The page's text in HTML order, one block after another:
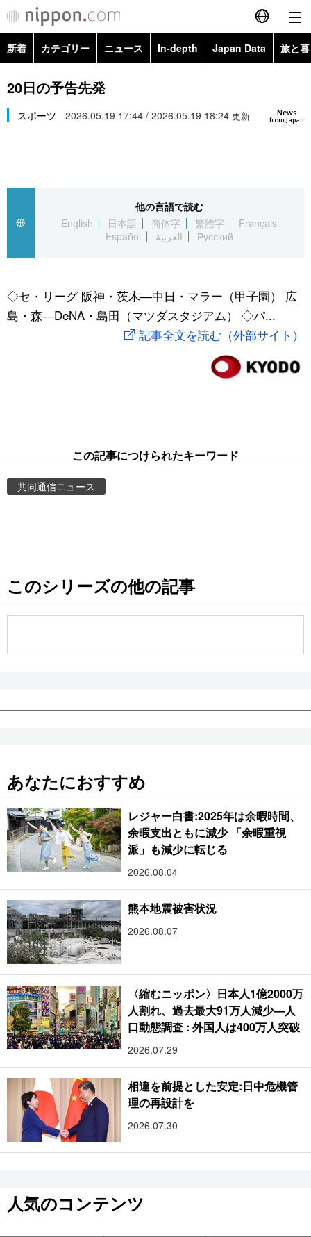
English
繁體字
العربية
社会
スポーツ・東京2020
旅と暮らし
Images
新着 カテゴリー ニュース In-depth Japan Data 旅と
政治・外交
経済・ビジネス
社会
文化
科学・技術
暮らし
Images
お知らせ
20日の予告先発
News
from Japan
スポーツ 2026.05.19 17:44 / 2026.05.19 18:24 更新
他の言語で読む
English
日本語 简体字 繁體字
Français
Español
العربية Русский
◇セ・リーグ 阪神・茨木―中日・マラー（甲子園） 広
島・森―DeNA・島田（マツダスタジアム） ◇パ...
記事全文を読む（外部サイト）
この記事につけられたキーワード
共同通信ニュース
このシリーズの他の記事
あなたにおすすめ
レジャー白書:2025年は余暇時間、
余暇支出ともに減少 「余暇重視
派」も減少に転じる
2026.08.04
熊本地震被害状況
2026.08.07
〈縮むニッポン〉日本人1億2000万
人割れ、過去最大91万人減少―人
口動態調査 : 外国人は400万人突破
2026.07.29
相違を前提とした安定:日中危機管
理の再設計を
2026.07.30
人気のコンテンツ